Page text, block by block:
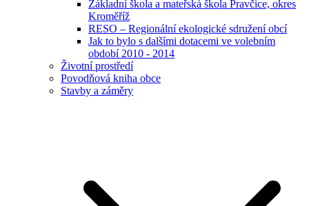
Základní škola a mateřská škola Pravčice, okres
Kroměříž
RESO – Regionální ekologické sdružení obcí
Jak to bylo s dalšími dotacemi ve volebním
období 2010 - 2014
Životní prostředí
Povodňová kniha obce
Stavby a záměry